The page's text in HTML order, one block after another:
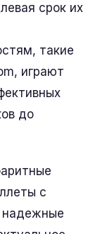
срок их
такие
играют
до
с
надежные